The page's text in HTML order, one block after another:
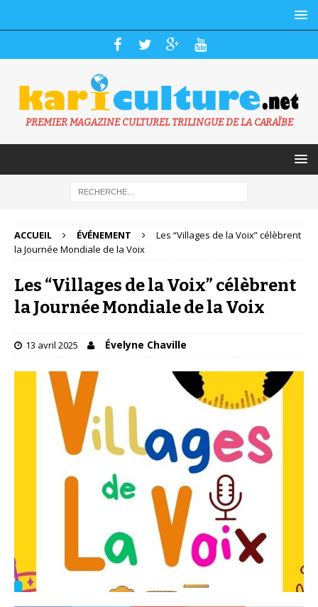
PREMIER MAGAZINE CULTUREL TRILINGUE DE LA CARAÏBE
ACCUEIL ÉVÉNEMENT
Les “Villages de la Voix” célèbrent
la Journée Mondiale de la Voix
Les “Villages de la Voix” célèbrent
la Journée Mondiale de la Voix
13 avril 2025 Évelyne Chaville